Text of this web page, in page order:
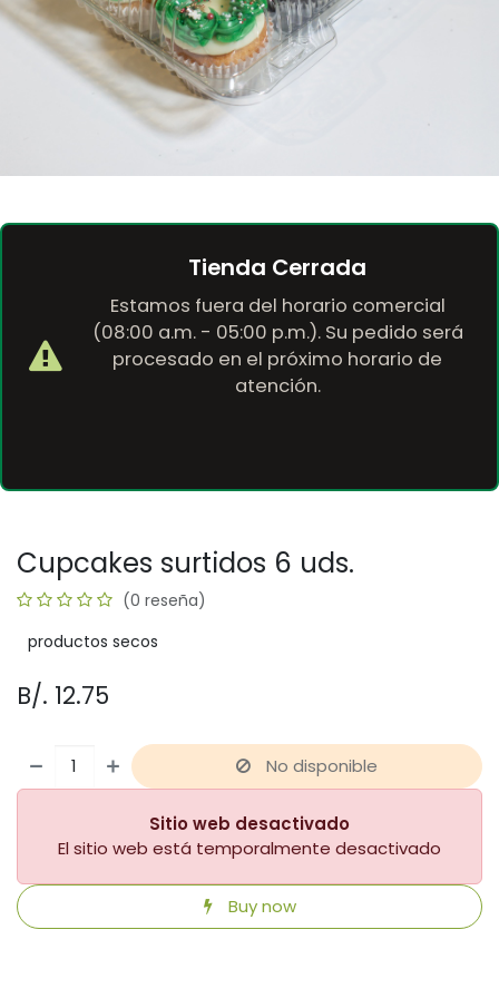
Tienda Cerrada
Estamos fuera del horario comercial
(08:00 a.m. - 05:00 p.m.). Su pedido será
procesado en el próximo horario de
atención.
Cupcakes surtidos 6 uds.
(0 reseña)
productos secos
B/. 12.75
No disponible
Sitio web desactivado
El sitio web está temporalmente desactivado
Buy now